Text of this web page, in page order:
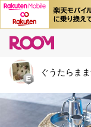
ぐうたらま